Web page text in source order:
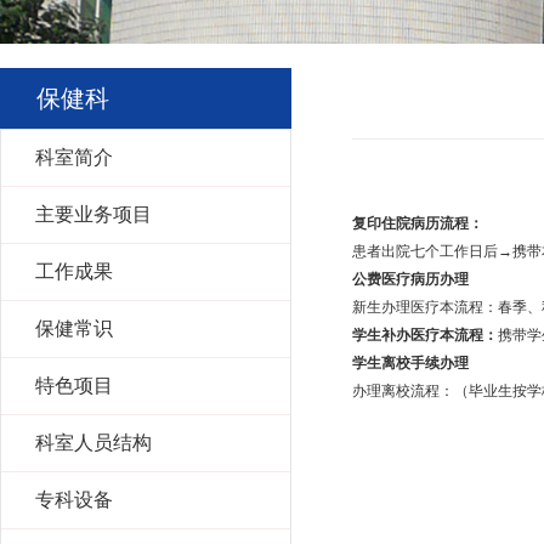
保健科
科室简介
主要业务项目
工作成果
保健常识
特色项目
科室人员结构
专科设备
复印住院病历流程：
患者出院七个工作日后→携
公费医疗病历办理
新生办理医疗本流程：春季
学生补办医疗本流程： 携带
学生离校手续办理
办理离校流程：（毕业生按